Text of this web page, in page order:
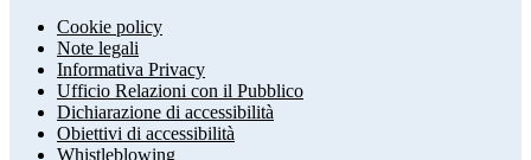
Cookie policy
Note legali
Informativa Privacy
Ufficio Relazioni con il Pubblico
Dichiarazione di accessibilità
Obiettivi di accessibilità
Whistleblowing